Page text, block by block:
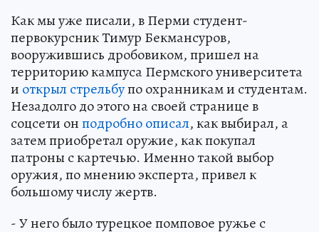
Как мы уже писали, в Перми студент-
первокурсник Тимур Бекмансуров,
вооружившись дробовиком, пришел на
территорию кампуса Пермского университета
и открыл стрельбупо охранникам и студентам.
Незадолго до этого на своей странице в
соцсети онподробно описал, как выбирал, а
затем приобретал оружие, как покупал
патроны с картечью. Именно такой выбор
оружия, по мнению эксперта, привел к
большому числу жертв.
- У него было турецкое помповое ружье с